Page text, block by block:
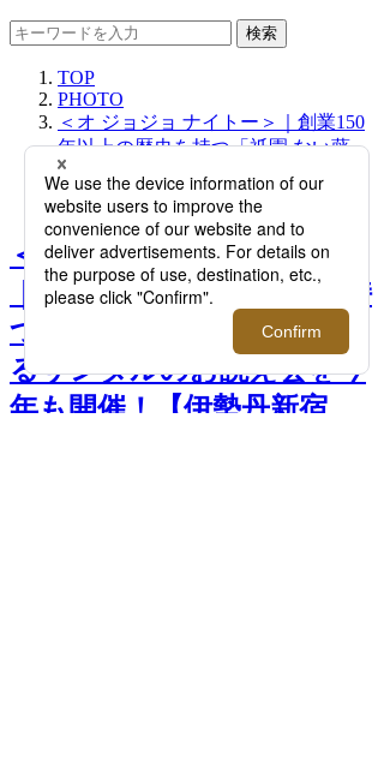
検索
TOP
PHOTO
＜オ ジョジョ ナイトー＞｜創業150
年以上の歴史を持つ「祇園 ない藤」
が手掛けるサンダルのお誂え会を今
年も開催！【伊勢丹新宿店】
＜オ ジョジョ ナイトー＞
｜創業150年以上の歴史を持
つ「祇園 ない藤」が手掛け
るサンダルのお誂え会を今
年も開催！【伊勢丹新宿